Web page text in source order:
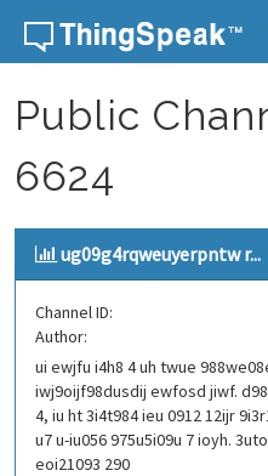
Skip to content
Public
6624
ug09g4rqweuyerpntw r...
Channel ID:
Author:
ui ewjfu i4h8 4 uh twue
iwj9oijf98dusdij ewfosd jiwf.
4, iu ht 3i4t984 ieu 0912 12ijr
u7 u-iu056 975u5i09u 7 ioyh.
eoi21093 290